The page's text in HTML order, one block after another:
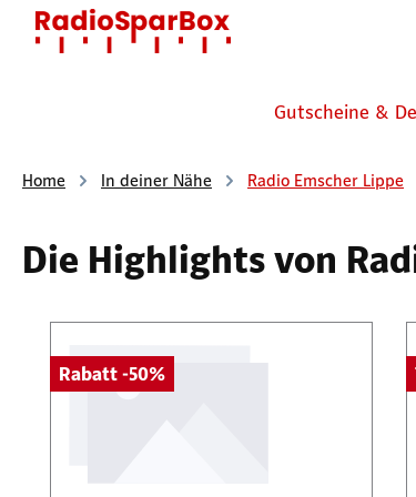
Hauptinhalt springen
Zur Suche springen
Zur Hauptnavigation springen
Gutscheine &
Home In deiner Nähe Radio Emscher Lippe
Die Highlights von
Rabatt -50%